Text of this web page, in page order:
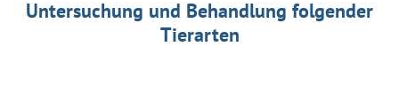
Untersuchung und Behandlung folgender
Tierarten